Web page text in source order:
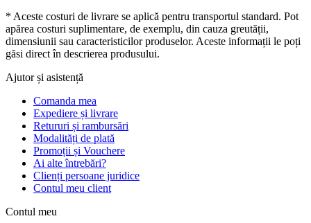
* Aceste costuri de livrare se aplică pentru transportul standard. Pot
apărea costuri suplimentare, de exemplu, din cauza greutății,
dimensiunii sau caracteristicilor produselor. Aceste informații le poți
găsi direct în descrierea produsului.
Ajutor și asistență
Comanda mea
Expediere și livrare
Retururi și rambursări
Modalități de plată
Promoții și Vouchere
Ai alte întrebări?
Clienți persoane juridice
Contul meu client
Contul meu